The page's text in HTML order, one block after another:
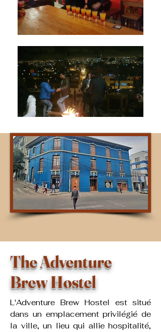
The Adventure
Brew Hostel
L'Adventure Brew Hostel est situé
dans un emplacement privilégié de
la ville, un lieu qui allie hospitalité,